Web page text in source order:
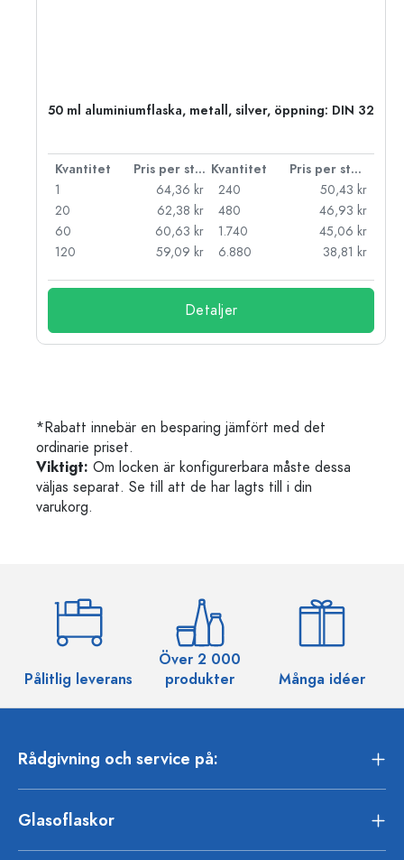
50 ml aluminiumflaska, metall, silver, öppning: DIN 32
Kvantitet Pris per styck Kvantitet
Pris per styck
1
64,36 kr
20
62,38 kr
60
60,63 kr
120
59,09 kr
240
50,43 kr
480
46,93 kr
1.740
45,06 kr
6.880
38,81 kr
Detaljer
*Rabatt innebär en besparing jämfört med det
ordinarie priset.
Viktigt: Om locken är konfigurerbara måste dessa
väljas separat. Se till att de har lagts till i din
varukorg.
Pålitlig leverans
Över 2 000
produkter
Många idéer
Rådgivning och service på:
Glasoflaskor